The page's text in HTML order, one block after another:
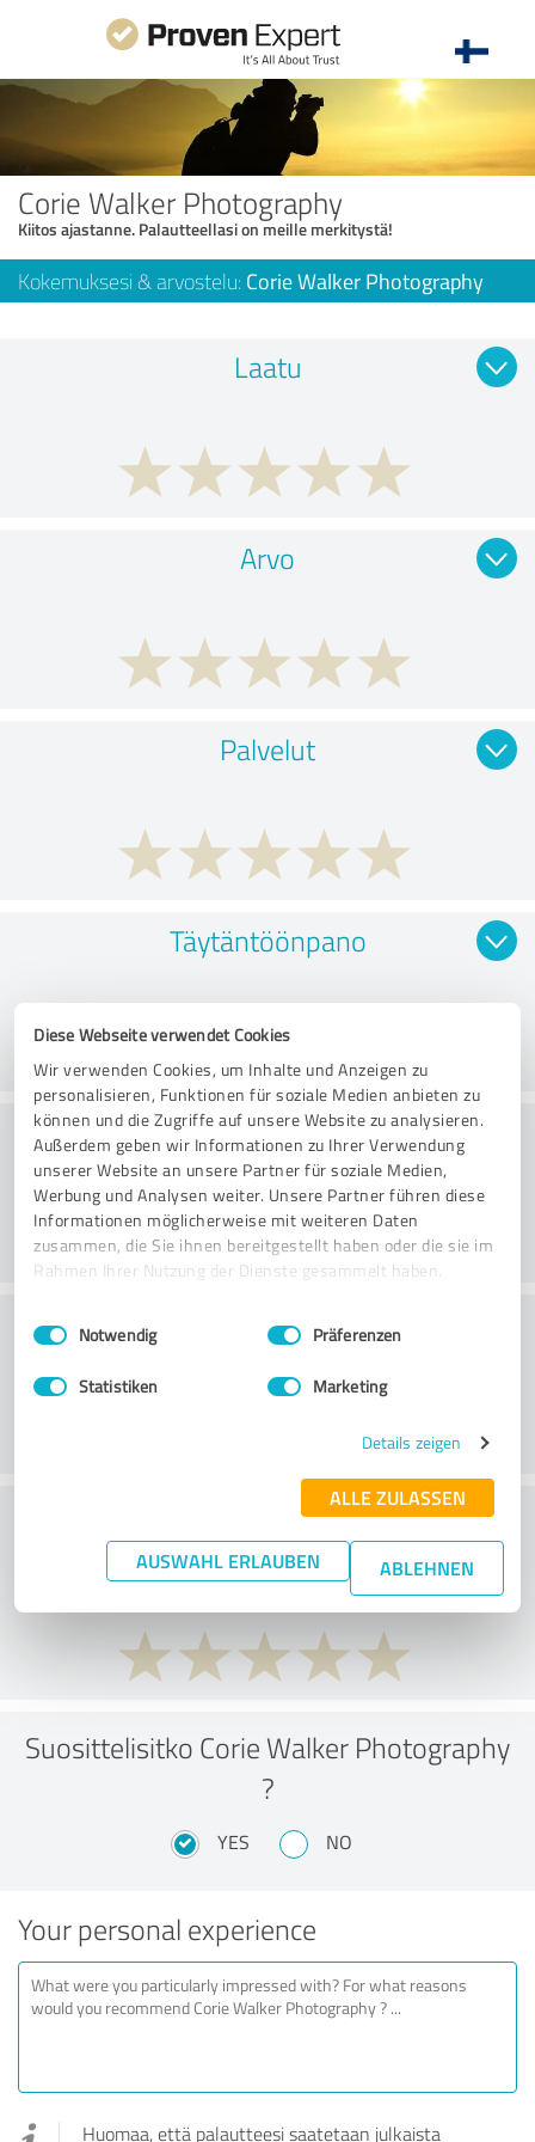
Diese Webseite verwendet Cookies
Wir verwenden Cookies, um Inhalte und Anzeigen zu
personalisieren, Funktionen für soziale Medien anbieten zu
können und die Zugriffe auf unsere Website zu analysieren.
Außerdem geben wir Informationen zu Ihrer Verwendung
unserer Website an unsere Partner für soziale Medien,
Werbung und Analysen weiter. Unsere Partner führen diese
Informationen möglicherweise mit weiteren Daten
zusammen, die Sie ihnen bereitgestellt haben oder die sie im
Rahmen Ihrer Nutzung der Dienste gesammelt haben.
Impressum Datenschutzbestimmungen
Einwilligungsauswahl
Notwendig Präferenzen
Statistiken Marketing
Details zeigen
ALLE ZULASSEN
AUSWAHL ERLAUBEN ABLEHNEN
Corie Walker Photography
Kiitos ajastanne. Palautteellasi on meille merkitystä!
Kokemuksesi & arvostelu: Corie Walker Photography
Laatu
Arvo
Palvelut
Täytäntöönpano
Konsultointi
Asiakaspalvelu
What do you think of the price to
performance ratio?
Suosittelisitko Corie Walker Photography
?
YES NO
Your personal experience
Huomaa, että palautteesi saatetaan julkaista